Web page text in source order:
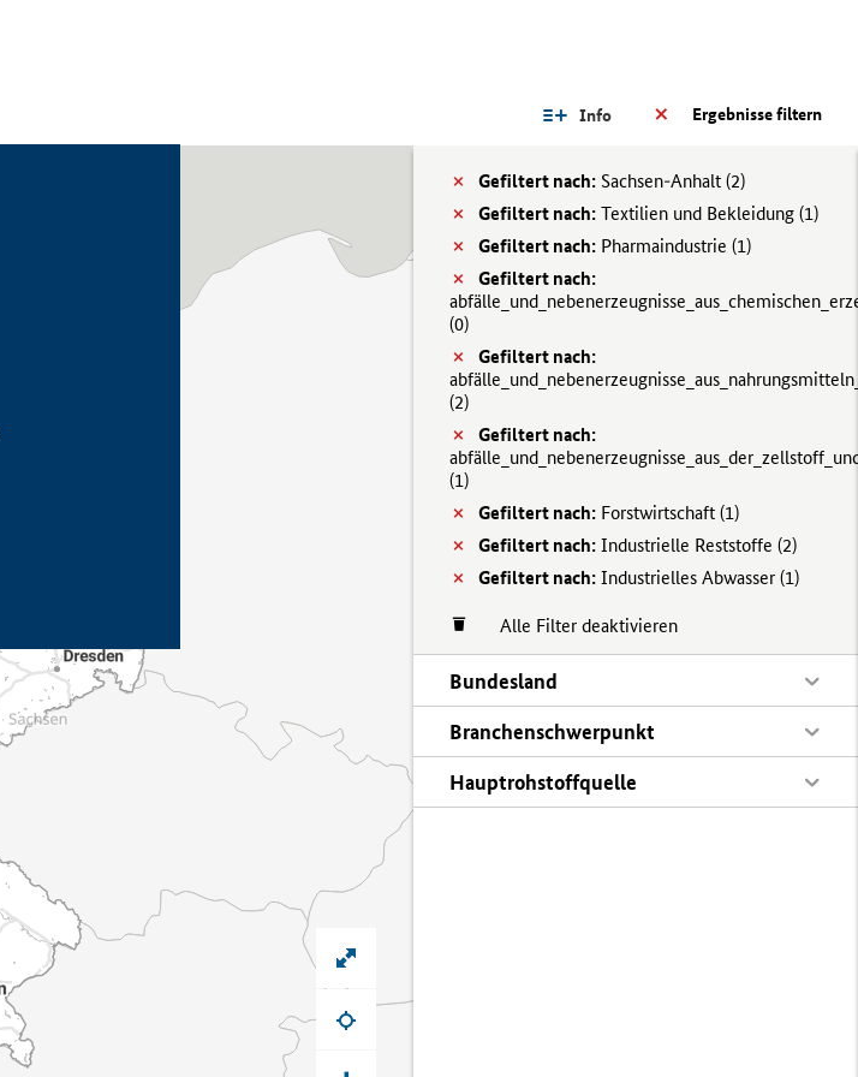
Ergebnisse filtern
Info
Gefiltert nach: Sachsen-Anhalt (2)
Gefiltert nach: Textilien und Bekleidung (1)
Gefiltert nach: Pharmaindustrie (1)
Gefiltert nach:
(0)
Gefiltert nach:
(2)
Gefiltert nach:
(1)
Gefiltert nach: Forstwirtschaft (1)
Gefiltert nach: Industrielle Reststoffe (2)
Gefiltert nach: Industrielles Abwasser (1)
Alle Filter deaktivieren
Bundesland
Branchenschwerpunkt
Hauptrohstoffquelle